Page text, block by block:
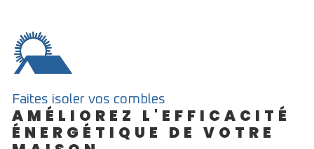
Faites isoler vos combles
AMÉLIOREZ L'EFFICACITÉ
ÉNERGÉTIQUE DE VOTRE